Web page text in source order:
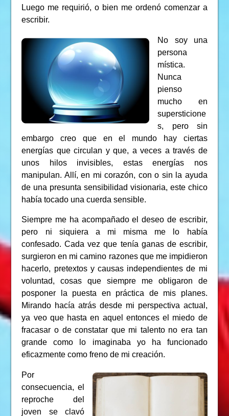
Luego me requirió, o bien me ordenó comenzar a
escribir.
No soy una
persona
mística.
Nunca
pienso
mucho en
supersticione
s, pero sin
embargo creo que en el mundo hay ciertas
energías que circulan y que, a veces a través de
unos hilos invisibles, estas energías nos
manipulan. Allí, en mi corazón, con o sin la ayuda
de una presunta sensibilidad visionaria, este chico
había tocado una cuerda sensible.
Siempre me ha acompañado el deseo de escribir,
pero ni siquiera a mi misma me lo había
confesado. Cada vez que tenía ganas de escribir,
surgieron en mi camino razones que me impidieron
hacerlo, pretextos y causas independientes de mi
voluntad, cosas que siempre me obligaron de
posponer la puesta en práctica de mis planes.
Mirando hacía atrás desde mi perspectiva actual,
ya veo que hasta en aquel entonces el miedo de
fracasar o de constatar que mi talento no era tan
grande como lo imaginaba yo ha funcionado
eficazmente como freno de mi creación.
Por
consecuencia, el
reproche del
joven se clavó